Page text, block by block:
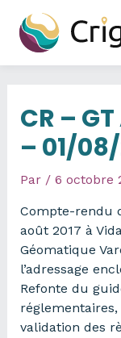
contenu
CR –
– 01/
Par / 6 octobre
Compte-rendu
août 2017 à
Géomatique
l’adressage
Refonte du
validation des